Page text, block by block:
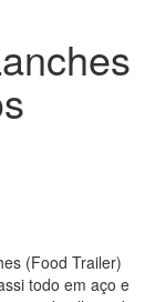
(Food Trailer)
todo em aço e